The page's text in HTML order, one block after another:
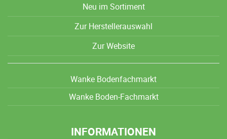
Neu im Sortiment
Zur Herstellerauswahl
Zur Website
Wanke Bodenfachmarkt
Wanke Boden-Fachmarkt
INFORMATIONEN